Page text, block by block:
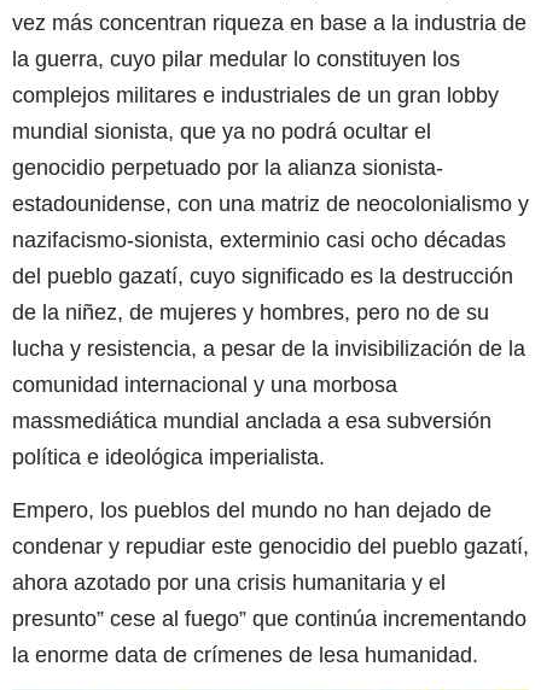
vez más concentran riqueza en base a la industria de
la guerra, cuyo pilar medular lo constituyen los
complejos militares e industriales de un gran lobby
mundial sionista, que ya no podrá ocultar el
genocidio perpetuado por la alianza sionista-
estadounidense, con una matriz de neocolonialismo y
nazifacismo-sionista, exterminio casi ocho décadas
del pueblo gazatí, cuyo significado es la destrucción
de la niñez, de mujeres y hombres, pero no de su
lucha y resistencia, a pesar de la invisibilización de la
comunidad internacional y una morbosa
massmediática mundial anclada a esa subversión
política e ideológica imperialista.
Empero, los pueblos del mundo no han dejado de
condenar y repudiar este genocidio del pueblo gazatí,
ahora azotado por una crisis humanitaria y el
presunto” cese al fuego” que continúa incrementando
la enorme data de crímenes de lesa humanidad.